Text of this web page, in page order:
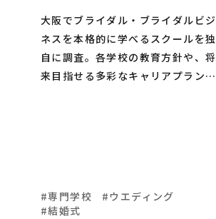
大阪でブライダル・ブライダルビジ
ネスを本格的に学べるスクールを独
自に調査。各学校の教育方針や、将
来目指せる多彩なキャリアプランを
専門学校
ウエディング
結婚式